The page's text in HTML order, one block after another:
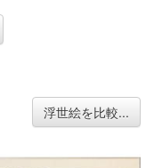
浮世絵を比較...